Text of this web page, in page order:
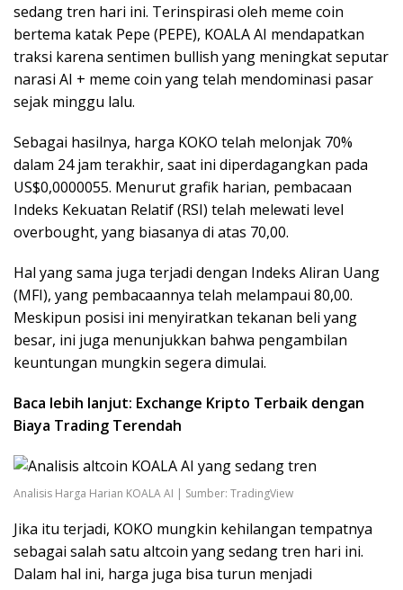
sedang tren hari ini. Terinspirasi oleh meme coin
bertema katak Pepe (PEPE), KOALA AI mendapatkan
traksi karena sentimen bullish yang meningkat seputar
narasi AI + meme coin yang telah mendominasi pasar
sejak minggu lalu.
Sebagai hasilnya, harga KOKO telah melonjak 70%
dalam 24 jam terakhir, saat ini diperdagangkan pada
US$0,0000055. Menurut grafik harian, pembacaan
Indeks Kekuatan Relatif (RSI) telah melewati level
overbought, yang biasanya di atas 70,00.
Hal yang sama juga terjadi dengan Indeks Aliran Uang
(MFI), yang pembacaannya telah melampaui 80,00.
Meskipun posisi ini menyiratkan tekanan beli yang
besar, ini juga menunjukkan bahwa pengambilan
keuntungan mungkin segera dimulai.
Baca lebih lanjut: Exchange Kripto Terbaik dengan
Biaya Trading Terendah
Analisis Harga Harian KOALA AI | Sumber: TradingView
Jika itu terjadi, KOKO mungkin kehilangan tempatnya
sebagai salah satu altcoin yang sedang tren hari ini.
Dalam hal ini, harga juga bisa turun menjadi